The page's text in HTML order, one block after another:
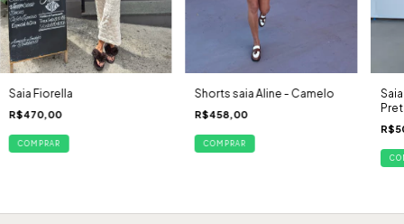
Saia Fiorella
R$470,00
COMPRAR
Shorts saia Aline - Camelo
R$458,00
COMPRAR